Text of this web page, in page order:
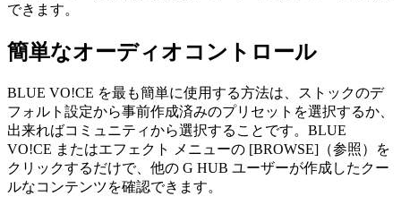
できます。
簡単なオーディオコントロール
BLUE VO!CE を最も簡単に使用する方法は、ストックのデ
フォルト設定から事前作成済みのプリセットを選択するか、
出来ればコミュニティから選択することです。BLUE
VO!CE またはエフェクト メニューの [BROWSE]（参照）を
クリックするだけで、他の G HUB ユーザーが作成したクー
ルなコンテンツを確認できます。